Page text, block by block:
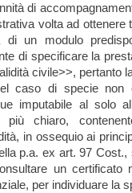
di
volta ad ottenere
di un modulo
di specificare la
civile>>, pertanto
caso di specie non
imputabile al solo
più chiaro,
in ossequio ai
p.a. ex art. 97
un certificato
per individuare la